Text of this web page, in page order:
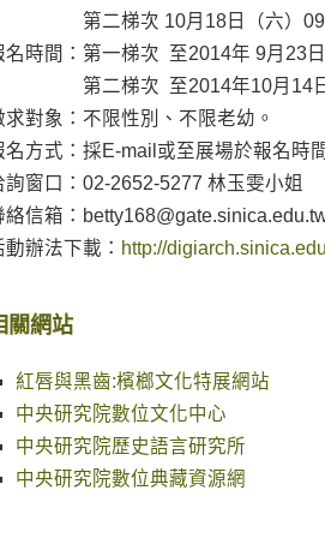
二梯次 10月18日（六）
名時間：第一梯次 至2014年 9月23日
二梯次 至2014年10月14日
求對象：不限性別、不限老幼。
名方式：採E-mail或至展場於報名時
詢窗口：02-2652-5277 林玉雯小姐
絡信箱：
動辦法下載： http://
關網站
紅唇與黑齒:檳榔文化特展網站
中央研究院數位文化中心
中央研究院歷史語言研究所
中央研究院數位典藏資源網